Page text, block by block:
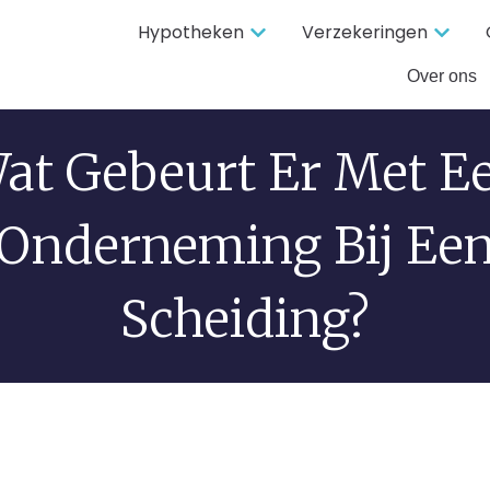
Hypotheken Verzekeringen
Over ons
Gebeurt Er Met
Bij
Scheiding?